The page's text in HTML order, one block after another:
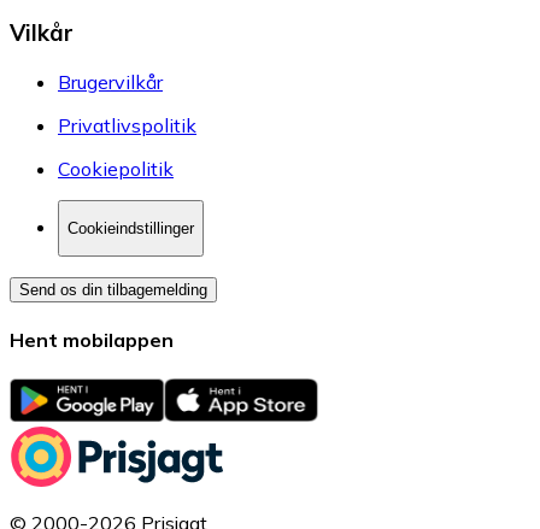
Vilkår
Brugervilkår
Privatlivspolitik
Cookiepolitik
Cookieindstillinger
Send os din tilbagemelding
Hent mobilappen
© 2000-2026 Prisjagt